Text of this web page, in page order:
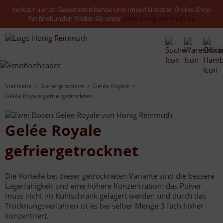
Verkauf nur an Gewerbetreibende und Imker! Unseren Online-Shop
für Endkunden finden Sie unter www.honig-reinmuth.de
Startseite Bienenprodukte
Gelée Royale
Gelée Royale gefriergetrocknet
Gelée Royale
gefriergetrocknet
Die Vorteile bei dieser getrockneten Variante sind die bessere
Lagerfähigkeit und eine höhere Konzentration: das Pulver
muss nicht im Kühlschrank gelagert werden und durch das
Trocknungsverfahren ist es bei selber Menge 3 fach höher
konzentriert.